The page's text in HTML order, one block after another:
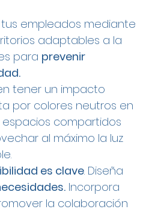
empleados mediante
adaptables a la
para prevenir
tener un impacto
por colores neutros en
compartidos
al máximo la luz
es clave. Diseña
Incorpora
la colaboración